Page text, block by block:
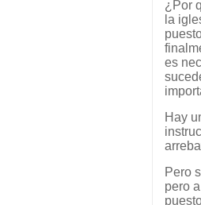
¿Por
la
es
Hay
Pero
pero